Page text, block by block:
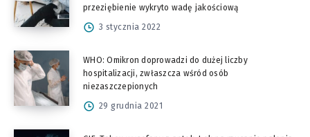
przeziębienie wykryto wadę jakościową
3 stycznia 2022
WHO: Omikron doprowadzi do dużej liczby
hospitalizacji, zwłaszcza wśród osób
niezaszczepionych
29 grudnia 2021